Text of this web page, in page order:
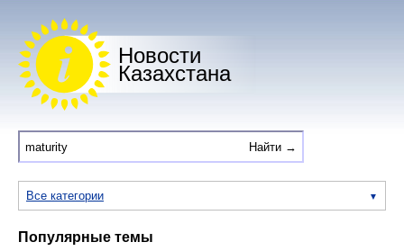
Новости
Казахстана
Все категории
Популярные темы